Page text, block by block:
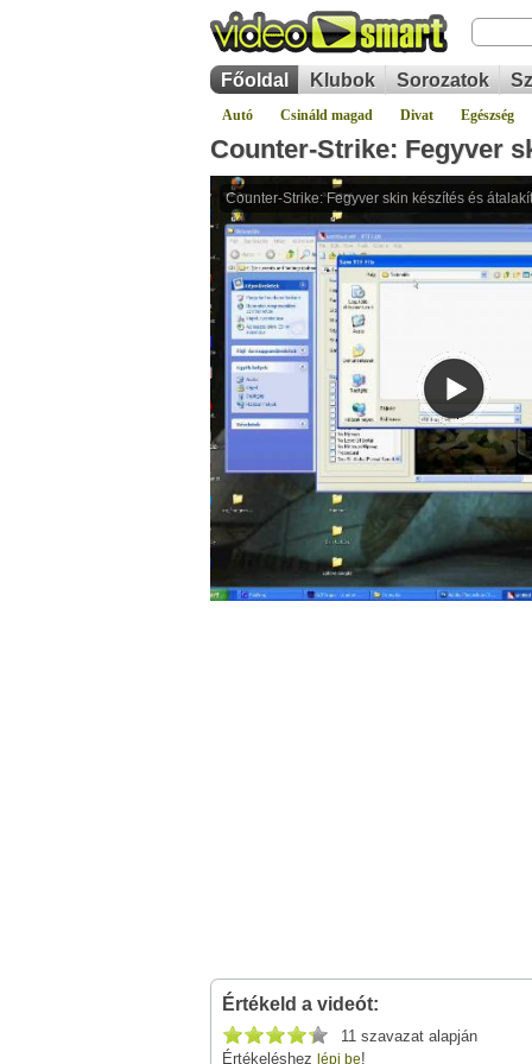
Főoldal Klubok Sorozatok
Autó Csináld magad Divat Egészség
Counter-Strike: Fegyver
Értékeld a videót:
11 szavazat alapján
Értékeléshez lépj be!